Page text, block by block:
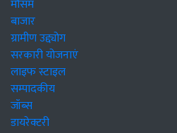
मौसम
बाजार
ग्रामीण उद्द्योग
सरकारी योजनाएं
लाइफ स्टाइल
सम्पादकीय
जॉब्स
डायरेक्टरी